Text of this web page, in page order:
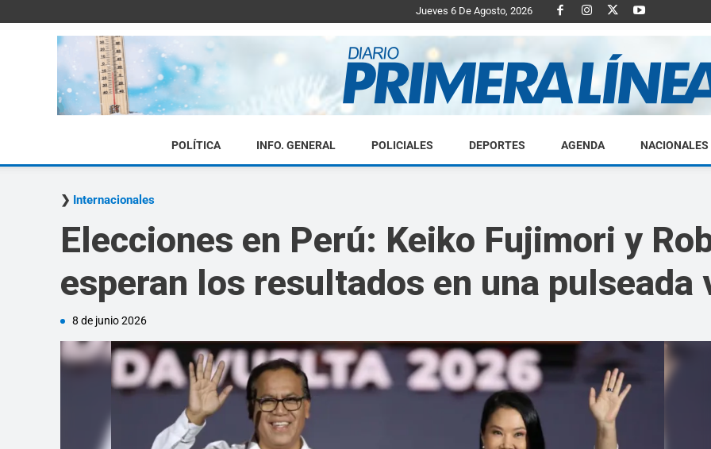
Jueves 6 De Agosto, 2026
Diario
Linea
POLÍTICA INFO. GENERAL POLICIALES DEPORTES AGENDA NACIONALES
Internacionales
Elecciones en Perú: Keiko Fujimori y
esperan los resultados en una pulseada
8 de junio 2026